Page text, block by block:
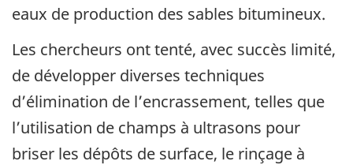
eaux de production des sables bitumineux.
Les chercheurs ont tenté, avec succès limité,
de développer diverses techniques
d’élimination de l’encrassement, telles que
l’utilisation de champs à ultrasons pour
briser les dépôts de surface, le rinçage à